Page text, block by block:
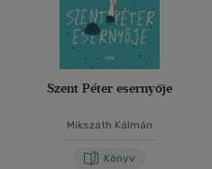
Szent Péter esernyője
Mikszáth Kálmán
Könyv